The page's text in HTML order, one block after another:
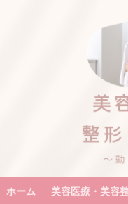
ホーム 美容医療・美容